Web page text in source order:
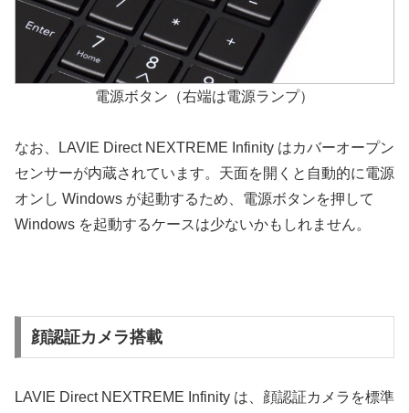
電源ボタン（右端は電源ランプ）
なお、LAVIE Direct NEXTREME Infinity はカバーオープン
センサーが内蔵されています。天面を開くと自動的に電源
オンし Windows が起動するため、電源ボタンを押して
Windows を起動するケースは少ないかもしれません。
顔認証カメラ搭載
LAVIE Direct NEXTREME Infinity は、顔認証カメラを標準